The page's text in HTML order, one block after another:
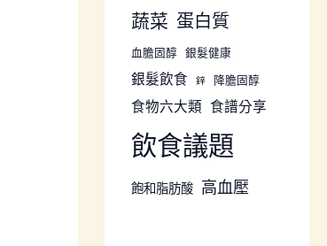
蔬菜 蛋白質
血膽固醇 銀髮健康
銀髮飲食 鋅 降膽固醇
食物六大類 食譜分享
飲食議題
飽和脂肪酸 高血壓